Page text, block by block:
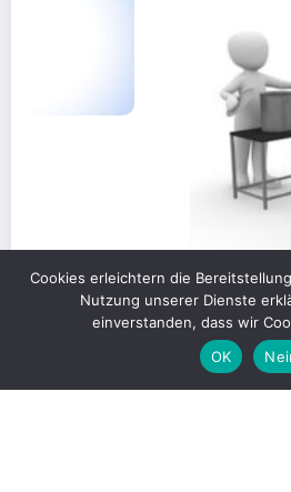
Gerechte Verteilung
Cookies erleichtern die
Nutzung unserer Dienste
einverstanden, dass wir
OK